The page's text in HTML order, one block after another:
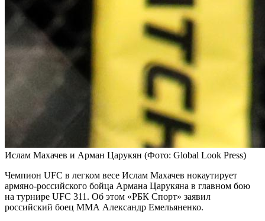
Ислам Махачев и Арман Царукян (Фото: Global Look Press)
Чемпион UFC в легком весе Ислам Махачев нокаутирует
армяно-российского бойца Армана Царукяна в главном бою
на турнире UFC 311. Об этом «РБК Спорт» заявил
российский боец ММА Александр Емельяненко.